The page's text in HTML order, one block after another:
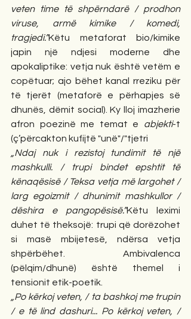
veten time të shpërndarë / prodhon
viruse, armë kimike / komedi,
tragjedi.”Këtu metaforat bio/kimike
japin një ndjesi moderne dhe
apokaliptike: vetja nuk është vetëm e
copëtuar; ajo bëhet kanal rreziku për
të tjerët (metaforë e përhapjes së
dhunës, dëmit social). Ky lloj imazherie
afron poezinë me temat e abjekti-t
(ç’përcakton kufijtë "unë"/"tjetri
„Ndaj nuk i rezistoj tundimit të një
mashkulli. / trupi bindet epshtit të
kënaqësisë / Teksa vetja më largohet /
larg egoizmit / dhunimit mashkullor /
dëshira e pangopësisë.”Këtu leximi
duhet të theksojë: trupi që dorëzohet
si masë mbijetesë, ndërsa vetja
shpërbëhet. Ambivalenca
(pëlqim/dhunë) është themel i
tensionit etik-poetik.
„Po kërkoj veten, / ta bashkoj me trupin
/ e të lind dashuri... Po kërkoj veten, /